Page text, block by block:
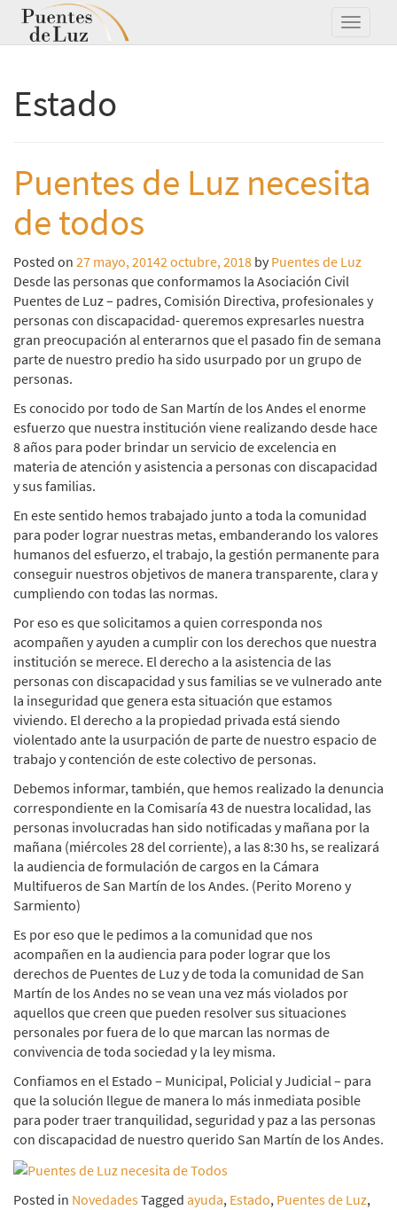
Estado
Puentes de Luz necesita
de todos
Posted on 27 mayo, 20142 octubre, 2018 by Puentes de Luz
Desde las personas que conformamos la Asociación Civil
Puentes de Luz – padres, Comisión Directiva, profesionales y
personas con discapacidad- queremos expresarles nuestra
gran preocupación al enterarnos que el pasado fin de semana
parte de nuestro predio ha sido usurpado por un grupo de
personas.
Es conocido por todo de San Martín de los Andes el enorme
esfuerzo que nuestra institución viene realizando desde hace
8 años para poder brindar un servicio de excelencia en
materia de atención y asistencia a personas con discapacidad
y sus familias.
En este sentido hemos trabajado junto a toda la comunidad
para poder lograr nuestras metas, embanderando los valores
humanos del esfuerzo, el trabajo, la gestión permanente para
conseguir nuestros objetivos de manera transparente, clara y
cumpliendo con todas las normas.
Por eso es que solicitamos a quien corresponda nos
acompañen y ayuden a cumplir con los derechos que nuestra
institución se merece. El derecho a la asistencia de las
personas con discapacidad y sus familias se ve vulnerado ante
la inseguridad que genera esta situación que estamos
viviendo. El derecho a la propiedad privada está siendo
violentado ante la usurpación de parte de nuestro espacio de
trabajo y contención de este colectivo de personas.
Debemos informar, también, que hemos realizado la denuncia
correspondiente en la Comisaría 43 de nuestra localidad, las
personas involucradas han sido notificadas y mañana por la
mañana (miércoles 28 del corriente), a las 8:30 hs, se realizará
la audiencia de formulación de cargos en la Cámara
Multifueros de San Martín de los Andes. (Perito Moreno y
Sarmiento)
Es por eso que le pedimos a la comunidad que nos
acompañen en la audiencia para poder lograr que los
derechos de Puentes de Luz y de toda la comunidad de San
Martín de los Andes no se vean una vez más violados por
aquellos que creen que pueden resolver sus situaciones
personales por fuera de lo que marcan las normas de
convivencia de toda sociedad y la ley misma.
Confiamos en el Estado – Municipal, Policial y Judicial – para
que la solución llegue de manera lo más inmediata posible
para poder traer tranquilidad, seguridad y paz a las personas
con discapacidad de nuestro querido San Martín de los Andes.
Posted in NovedadesTagged ayuda, Estado, Puentes de Luz,